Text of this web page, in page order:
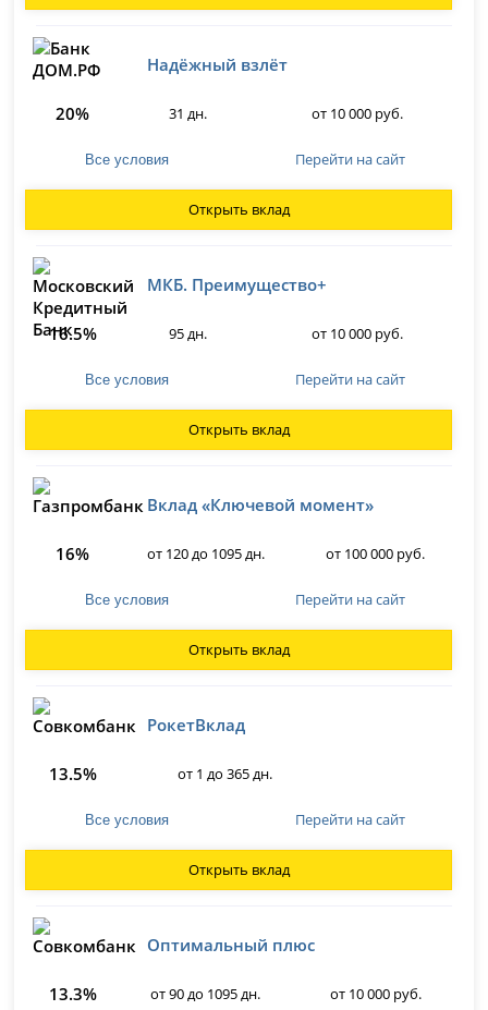
Надёжный взлёт
20% 31 дн. от 10 000 руб.
Все условия Перейти на сайт
Открыть вклад
МКБ. Преимущество+
16.5% 95 дн. от 10 000 руб.
Все условия Перейти на сайт
Открыть вклад
Вклад «Ключевой момент»
16% от 120 до 1095 дн. от 100 000 руб.
Все условия Перейти на сайт
Открыть вклад
РокетВклад
13.5% от 1 до 365 дн.
Все условия Перейти на сайт
Открыть вклад
Оптимальный плюс
13.3% от 90 до 1095 дн. от 10 000 руб.